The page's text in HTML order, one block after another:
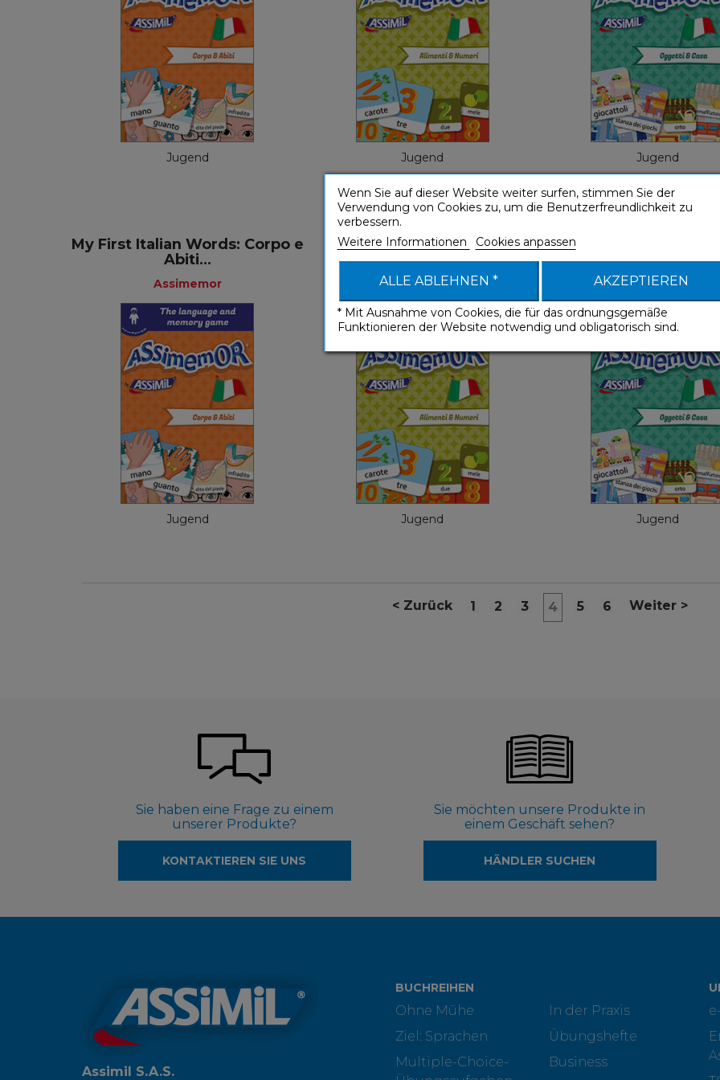
Jugend
Assimemor
Französisch
4,99 €
Jugend
Assimemor
Französisch
4,99 €
Jugend
4,99 €
My First Italian Words: Corpo e
Abiti...
Assimemor
Jugend
Assimemor
Englisch
4,99 €
My First Italian Words:
Alimenti e Numeri...
Assimemor
Jugend
Assimemor
Englisch
4,99 €
My First Italian Words:
e Casa...
Assimemor
Jugend
4,99 €
<Zurück 1 2 3 4 5 6 Weiter >
Sie haben eine Frage zu einem
unserer Produkte?
KONTAKTIEREN SIE UNS
Sie möchten unsere Produkte in
einem Geschäft sehen?
HÄNDLER SUCHEN
Assimil S.A.S.
BUCHREIHEN
Ohne Mühe
In der Praxis
Ziel: Sprachen
Übungshefte
Multiple-Choice-
Business
Wenn Sie auf dieser Website weiter surfen, stimmen Sie der
Verwendung von Cookies zu, um die Benutzerfreundlichkeit zu
verbessern.
Weitere Informationen
Cookies anpassen
ALLE ABLEHNEN * AKZEPTIEREN
* Mit Ausnahme von Cookies, die für das ordnungsgemäße
Funktionieren der Website notwendig und obligatorisch sind.